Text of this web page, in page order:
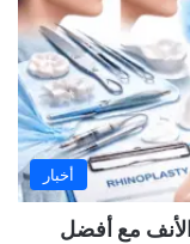
أخبار
مع أفضل